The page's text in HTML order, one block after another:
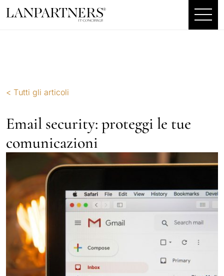
< Tutti gli articoli
Email security: proteggi le tue
comunicazioni